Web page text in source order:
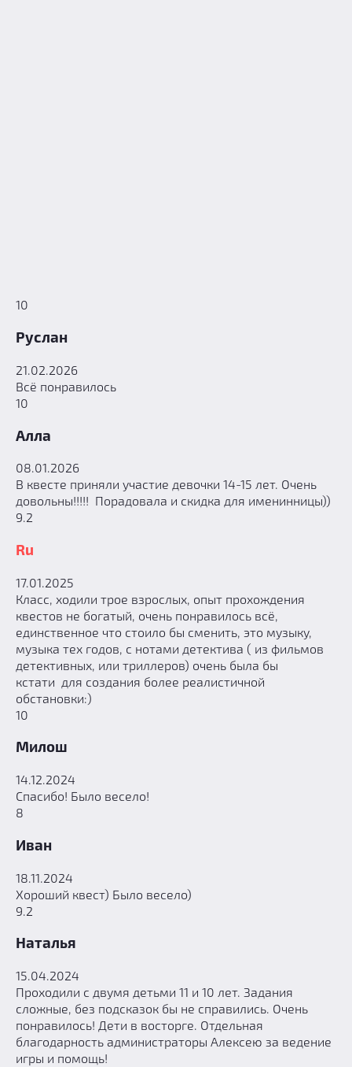
10
Руслан
21.02.2026
Всё понравилось
10
Алла
08.01.2026
В квесте приняли участие девочки 14-15 лет. Очень
довольны!!!!! Порадовала и скидка для именинницы))
9.2
Ru
17.01.2025
Класс, ходили трое взрослых, опыт прохождения
квестов не богатый, очень понравилось всё,
единственное что стоило бы сменить, это музыку,
музыка тех годов, с нотами детектива ( из фильмов
детективных, или триллеров) очень была бы
кстати для создания более реалистичной
обстановки:)
10
Милош
14.12.2024
Спасибо! Было весело!
8
Иван
18.11.2024
Хороший квест) Было весело)
9.2
Наталья
15.04.2024
Проходили с двумя детьми 11 и 10 лет. Задания
сложные, без подсказок бы не справились. Очень
понравилось! Дети в восторге. Отдельная
благодарность администраторы Алексею за ведение
игры и помощь!